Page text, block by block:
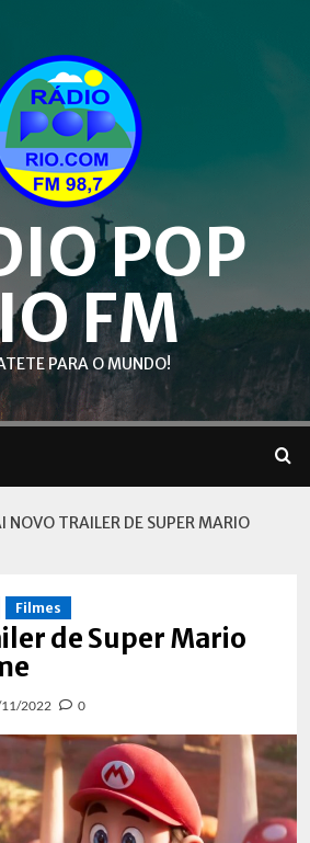
POP
FM
PARA O MUNDO!
NOVO TRAILER DE SUPER MARIO
Filmes
de Super Mario
2022 0